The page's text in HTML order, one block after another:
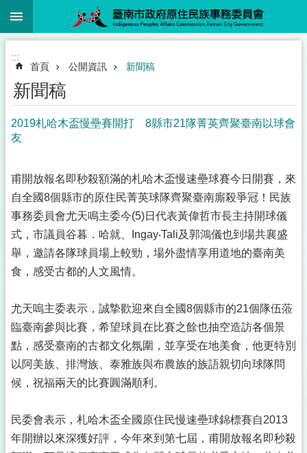
跳到主要內容區塊
:::
首頁 公開資訊 新聞稿
新聞稿
2019札哈木盃慢壘賽開打 8縣市21隊菁英齊聚臺南以球會
友
甫開放報名即秒殺額滿的札哈木盃慢速壘球賽今日開賽，來
自全國8個縣市的原住民菁英球隊齊聚臺南廝殺爭冠！民族
事務委員會尤天鳴主委今(5)日代表黃偉哲市長主持開球儀
式，市議員谷暮．哈就、Ingay‧Tali及郭鴻儀也到場共襄盛
舉，邀請各隊球員場上較勁，場外盡情享用道地的臺南美
食，感受古都的人文風情。
尤天嗚主委表示，誠摯歡迎來自全國8個縣市的21個隊伍蒞
臨臺南參與比賽，希望球員在比賽之餘也抽空造訪各個景
點，感受臺南的古都文化氛圍，並享受在地美食，他更特別
以阿美族、排灣族、泰雅族與布農族的族語親切向球隊問
候，祝福兩天的比賽圓滿順利。
民委會表示，札哈木盃全國原住民慢速壘球錦標賽自2013
年開辦以來深獲好評，今年來到第七屆，甫開放報名即秒殺